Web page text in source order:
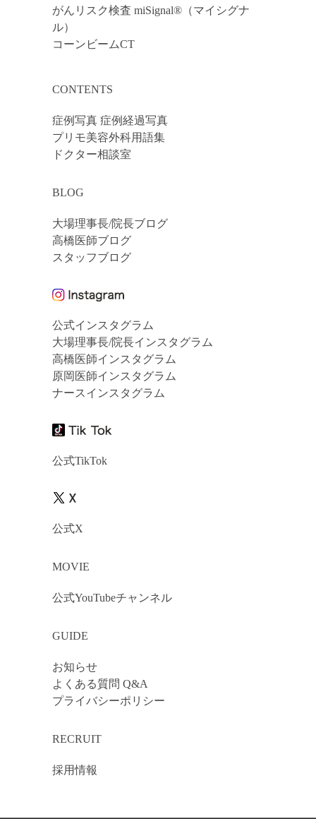
がんリスク検査 miSignal®（マイシグナ
ル）
コーンビームCT
CONTENTS
症例写真 症例経過写真
プリモ美容外科用語集
ドクター相談室
BLOG
大場理事長/院長ブログ
高橋医師ブログ
スタッフブログ
公式インスタグラム
大場理事長/院長インスタグラム
高橋医師インスタグラム
原岡医師インスタグラム
ナースインスタグラム
公式TikTok
公式X
MOVIE
公式YouTubeチャンネル
GUIDE
お知らせ
よくある質問 Q&A
プライバシーポリシー
RECRUIT
採用情報